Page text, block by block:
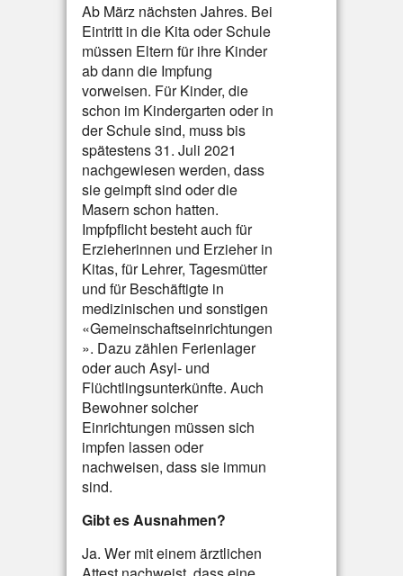
Ab März nächsten Jahres. Bei
Eintritt in die Kita oder Schule
müssen Eltern für ihre Kinder
ab dann die Impfung
vorweisen. Für Kinder, die
schon im Kindergarten oder in
der Schule sind, muss bis
spätestens 31. Juli 2021
nachgewiesen werden, dass
sie geimpft sind oder die
Masern schon hatten.
Impfpflicht besteht auch für
Erzieherinnen und Erzieher in
Kitas, für Lehrer, Tagesmütter
und für Beschäftigte in
medizinischen und sonstigen
«Gemeinschaftseinrichtungen
». Dazu zählen Ferienlager
oder auch Asyl- und
Flüchtlingsunterkünfte. Auch
Bewohner solcher
Einrichtungen müssen sich
impfen lassen oder
nachweisen, dass sie immun
sind.
Gibt es Ausnahmen?
Ja. Wer mit einem ärztlichen